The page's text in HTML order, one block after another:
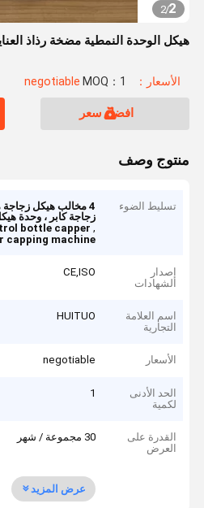
2
/
2
هيكل الوحدة النمطية مضخة رذاذ
الأسعار：negotiable MOQ：1
افضل سعر
منتوج وصف
تسليط الضوء
زجاجة كابر ، وحدة
,
bottle capper
capping machine
إصدار
الشهادات
CE,ISO
اسم العلامة
التجارية
HUITUO
الأسعار negotiable
الحد الأدنى
لكمية
1
القدرة على
العرض
30 مجموعة / شهر
عرض المزيد